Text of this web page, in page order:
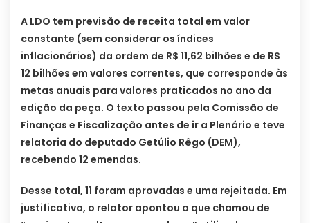
A LDO tem previsão de receita total em valor
constante (sem considerar os índices
inflacionários) da ordem de R$ 11,62 bilhões e de R$
12 bilhões em valores correntes, que corresponde às
metas anuais para valores praticados no ano da
edição da peça. O texto passou pela Comissão de
Finanças e Fiscalização antes de ir a Plenário e teve
relatoria do deputado Getúlio Rêgo (DEM),
recebendo 12 emendas.
Desse total, 11 foram aprovadas e uma rejeitada. Em
justificativa, o relator apontou o que chamou de